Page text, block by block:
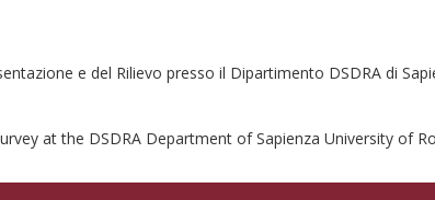
e del Rilievo presso il Dipartimento DSDRA di
at the DSDRA Department of Sapienza University of